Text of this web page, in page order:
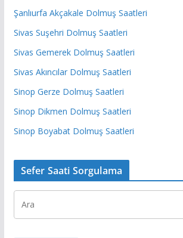
Şanlıurfa Akçakale Dolmuş Saatleri
Sivas Suşehri Dolmuş Saatleri
Sivas Gemerek Dolmuş Saatleri
Sivas Akıncılar Dolmuş Saatleri
Sinop Gerze Dolmuş Saatleri
Sinop Dikmen Dolmuş Saatleri
Sinop Boyabat Dolmuş Saatleri
Sefer Saati Sorgulama